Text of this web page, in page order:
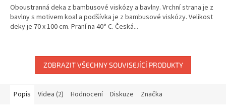
Oboustranná deka z bambusové viskózy a bavlny. Vrchní strana je z
bavlny s motivem koal a podšívka je z bambusové viskózy. Velikost
deky je 70 x 100 cm. Praní na 40° C. Česká...
ZOBRAZIT VŠECHNY SOUVISEJÍCÍ PRODUKTY
Popis Videa (2) Hodnocení Diskuze Značka